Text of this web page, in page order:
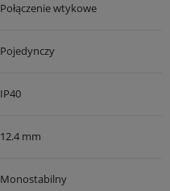
Połączenie wtykowe
Pojedynczy
IP40
12.4 mm
Monostabilny